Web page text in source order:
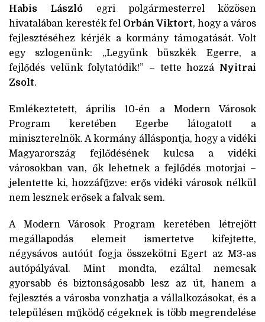
Habis László egri polgármesterrel közösen
hivatalában keresték fel Orbán Viktort, hogy a város
fejlesztéséhez kérjék a kormány támogatását. Volt
egy szlogenünk: „Legyünk büszkék Egerre, a
fejlődés velünk folytatódik!” – tette hozzá Nyitrai
Zsolt.
Emlékeztetett, április 10-én a Modern Városok
Program keretében Egerbe látogatott a
miniszterelnök. A kormány álláspontja, hogy a vidéki
Magyarország fejlődésének kulcsa a vidéki
városokban van, ők lehetnek a fejlődés motorjai –
jelentette ki, hozzáfűzve: erős vidéki városok nélkül
nem lesznek erősek a falvak sem.
A Modern Városok Program keretében létrejött
megállapodás elemeit ismertetve kifejtette,
négysávos autóút fogja összekötni Egert az M3-as
autópályával. Mint mondta, ezáltal nemcsak
gyorsabb és biztonságosabb lesz az út, hanem a
fejlesztés a városba vonzhatja a vállalkozásokat, és a
településen működő cégeknek is több megrendelése